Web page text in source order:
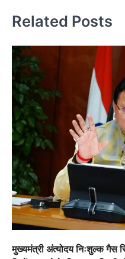
Related Posts
मुख्यमंत्री अंत्योदय निःशुल्क गैस